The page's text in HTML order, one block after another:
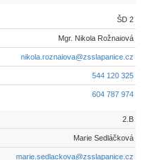
ŠD 2
Mgr. Nikola Rožnaiová
nikola.roznaiova@zsslapanice.cz
544 120 325
604 787 974
2.B
Marie Sedláčková
marie.sedlackova@zsslapanice.cz